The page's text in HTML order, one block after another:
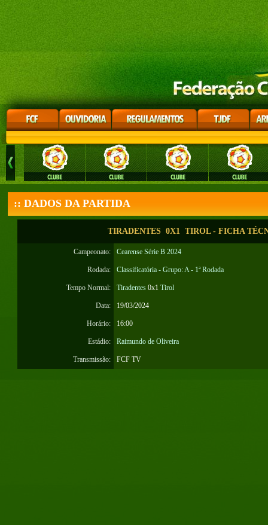
:: DADOS DA PARTIDA
TIRADENTES 0X1 TIROL - FICHA
Campeonato: Cearense Série B 2024
Rodada: Classificatória - Grupo: A - 1ª Rodada
Tempo Normal: Tiradentes 0x1 Tirol
Data: 19/03/2024
Horário: 16:00
Estádio: Raimundo de Oliveira
Transmissão: FCF TV